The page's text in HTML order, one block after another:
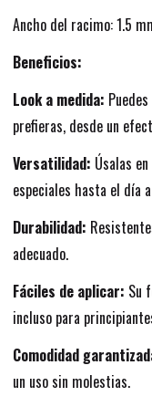
Ancho del racimo: 1.5
Beneficios:
Look a medida:
prefieras, desde un
Versatilidad: Úsalas
especiales hasta el día
Durabilidad:
adecuado.
Fáciles de aplicar: Su
incluso para
Comodidad
un uso sin molestias.